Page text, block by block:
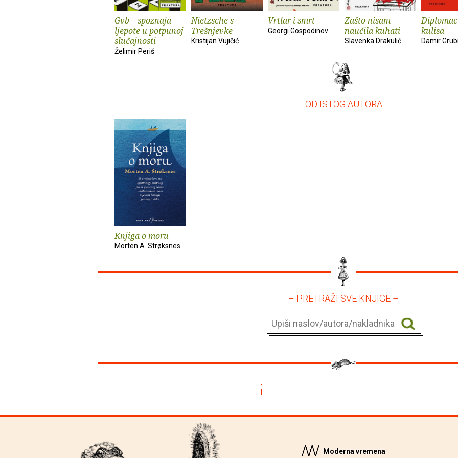
Gvb – spoznaja
ljepote u potpunoj
slučajnosti
Želimir Periš
Nietzsche s
Trešnjevke
Kristijan Vujičić
Vrtlar i smrt
Georgi Gospodinov
Zašto nisam
naučila kuhati
Slavenka Drakulić
kulisa
Damir
– OD ISTOG AUTORA –
Knjiga o moru
Morten A. Strøksnes
– PRETRAŽI SVE KNJIGE –
Moderna vremena